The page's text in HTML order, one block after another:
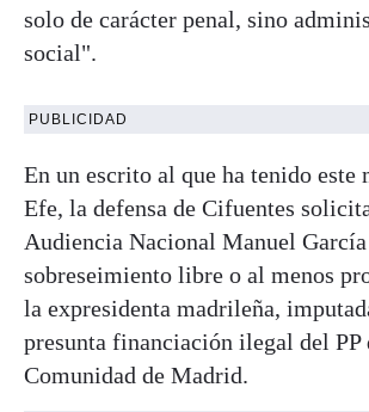
solo de carácter penal, sino
social".
PUBLICIDAD
En un escrito al que ha tenido este
Efe, la defensa de Cifuentes
Audiencia Nacional Manuel
sobreseimiento libre o al menos
la expresidenta madrileña,
presunta financiación ilegal del PP
Comunidad de Madrid.